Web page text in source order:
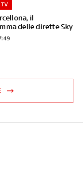
il
delle dirette Sky